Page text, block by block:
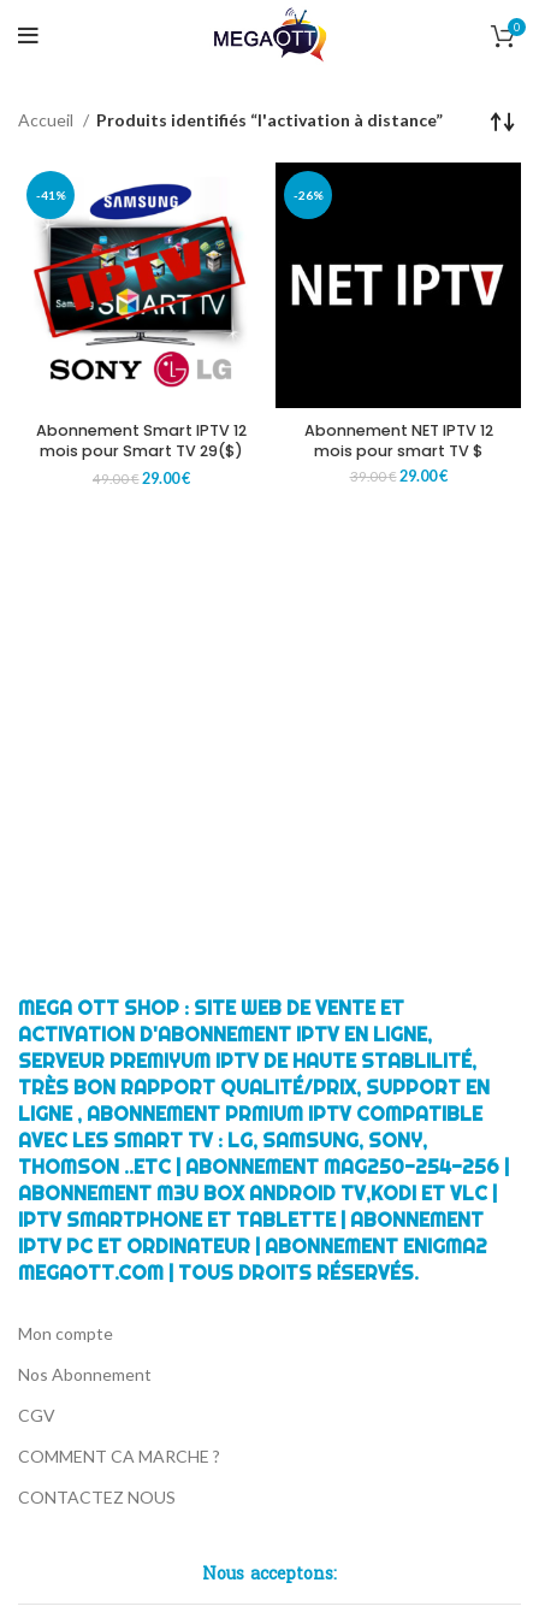
0
Accueil Produits identifiés “l'activation à distance”
-41%
Abonnement Smart IPTV 12
mois pour Smart TV 29($)
49.00€29.00€
-26%
Abonnement NET IPTV 12
mois pour smart TV $
39.00€29.00€
MEGA OTT SHOP : SITE WEB DE VENTE ET
ACTIVATION D'ABONNEMENT IPTV EN LIGNE,
SERVEUR PREMIYUM IPTV DE HAUTE STABLILITÉ,
TRÈS BON RAPPORT QUALITÉ/PRIX, SUPPORT EN
LIGNE , ABONNEMENT PRMIUM IPTV COMPATIBLE
AVEC LES SMART TV : LG, SAMSUNG, SONY,
THOMSON ..ETC | ABONNEMENT MAG250-254-256 |
ABONNEMENT M3U BOX ANDROID TV,KODI ET VLC |
IPTV SMARTPHONE ET TABLETTE | ABONNEMENT
IPTV PC ET ORDINATEUR | ABONNEMENT ENIGMA2
MEGAOTT.COM | TOUS DROITS RÉSERVÉS.
Mon compte
Nos Abonnement
CGV
COMMENT CA MARCHE ?
CONTACTEZ NOUS
Nous acceptons: